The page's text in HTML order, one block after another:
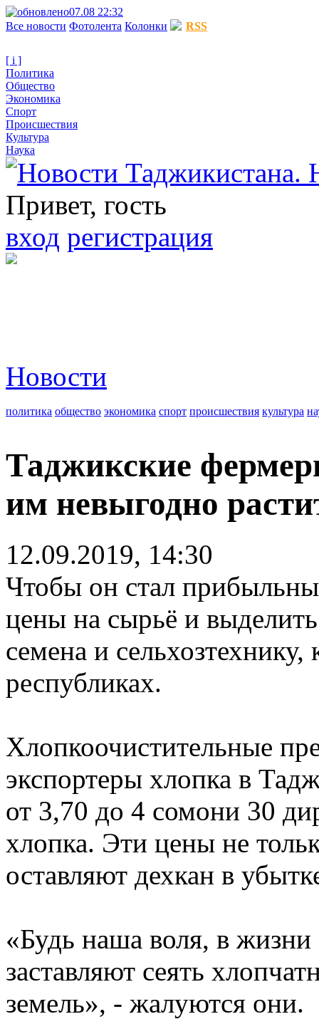
07.08 22:32
Все новости Фотолента Колонки RSS
[ i ]
Политика
Общество
Экономика
Спорт
Происшествия
Культура
Наука
Привет, гость
вход регистрация
Новости
политика общество экономика спорт происшествия культура
Таджикские
им невыгодно
12.09.2019, 14:30
Чтобы он стал
цены на сырьё и
семена и сельхозтехнику,
республиках.
Хлопкоочистительные
экспортеры хлопка в
от 3,70 до 4 сомони 30
хлопка. Эти цены не
оставляют дехкан в
«Будь наша воля, в
заставляют сеять
земель», - жалуются они.